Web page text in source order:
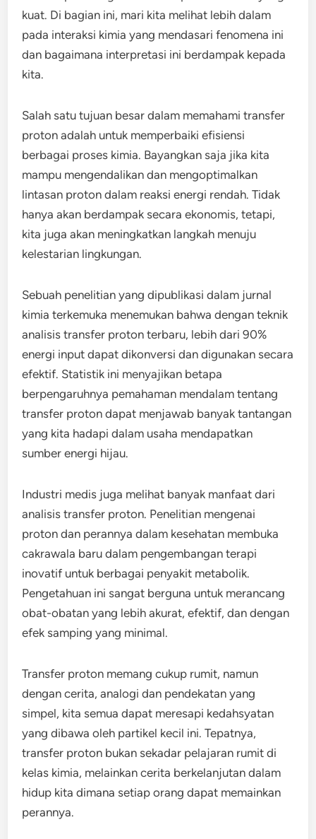
kuat. Di bagian ini, mari kita melihat lebih dalam
pada interaksi kimia yang mendasari fenomena ini
dan bagaimana interpretasi ini berdampak kepada
kita.
Salah satu tujuan besar dalam memahami transfer
proton adalah untuk memperbaiki efisiensi
berbagai proses kimia. Bayangkan saja jika kita
mampu mengendalikan dan mengoptimalkan
lintasan proton dalam reaksi energi rendah. Tidak
hanya akan berdampak secara ekonomis, tetapi,
kita juga akan meningkatkan langkah menuju
kelestarian lingkungan.
Sebuah penelitian yang dipublikasi dalam jurnal
kimia terkemuka menemukan bahwa dengan teknik
analisis transfer proton terbaru, lebih dari 90%
energi input dapat dikonversi dan digunakan secara
efektif. Statistik ini menyajikan betapa
berpengaruhnya pemahaman mendalam tentang
transfer proton dapat menjawab banyak tantangan
yang kita hadapi dalam usaha mendapatkan
sumber energi hijau.
Industri medis juga melihat banyak manfaat dari
analisis transfer proton. Penelitian mengenai
proton dan perannya dalam kesehatan membuka
cakrawala baru dalam pengembangan terapi
inovatif untuk berbagai penyakit metabolik.
Pengetahuan ini sangat berguna untuk merancang
obat-obatan yang lebih akurat, efektif, dan dengan
efek samping yang minimal.
Transfer proton memang cukup rumit, namun
dengan cerita, analogi dan pendekatan yang
simpel, kita semua dapat meresapi kedahsyatan
yang dibawa oleh partikel kecil ini. Tepatnya,
transfer proton bukan sekadar pelajaran rumit di
kelas kimia, melainkan cerita berkelanjutan dalam
hidup kita dimana setiap orang dapat memainkan
perannya.